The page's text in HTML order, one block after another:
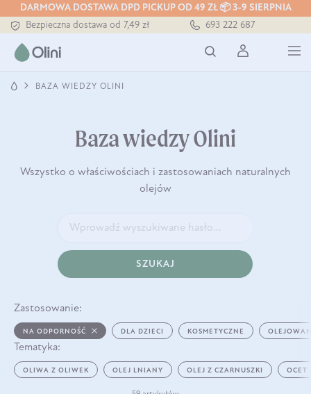
DARMOWA DOSTAWA DPD PICKUP OD 49 ZŁ 📦 3-9 SIERPNIA
Bezpieczna dostawa od 7,49 zł
Darmowa dostawa od 199 zł
Tłoczony zawsze na zimno
693 222 687
BAZA WIEDZY OLINI
Baza wiedzy Olini
Wszystko o właściwościach i zastosowaniach naturalnych
olejów
SZUKAJ
Zastosowanie:
NA ODPORNOŚĆ DLA DZIECI KOSMETYCZNE
Tematyka:
OLIWA Z OLIWEK OLEJ LNIANY OLEJ Z CZARNUSZKI OCET